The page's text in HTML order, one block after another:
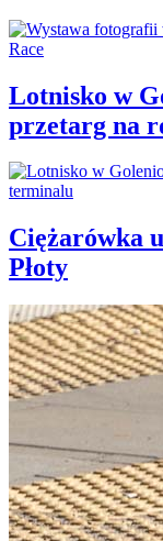
Lotnisko w
przetarg na
Ciężarówka
Płoty